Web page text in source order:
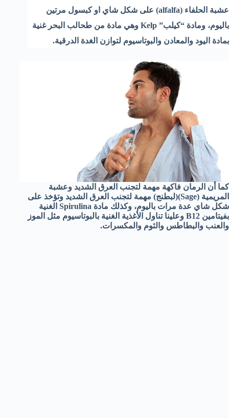
عشبة الحلفاء (alfalfa) على شكل شاي او كبسول مرتين
باليوم، ومادة “كيلب” Kelp وهي مادة من طحالب البحر غنية
بمادة اليود والمعادن والبوتاسيوم لتوازن الغدة الدرقية.
كما أن الرمان فاكهة مهمة لتجنب العرق الشديد وعشبة
المريمية (Sage)(لبطنج) مهمة لتجنب العرق الشديد وتؤخذ على
شكل شاي عدة مرات باليوم، وكذلك مادة Spirulina الغنية
بفيتامين B12 وعلينا تناول الأغذية الغنية بالبوتاسيوم مثل الموز
والعنب والبطاطس والثوم والمكسرات.